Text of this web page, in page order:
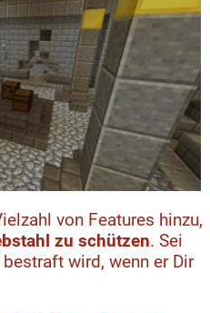
von Features hinzu,
zu schützen. Sei
wird, wenn er Dir